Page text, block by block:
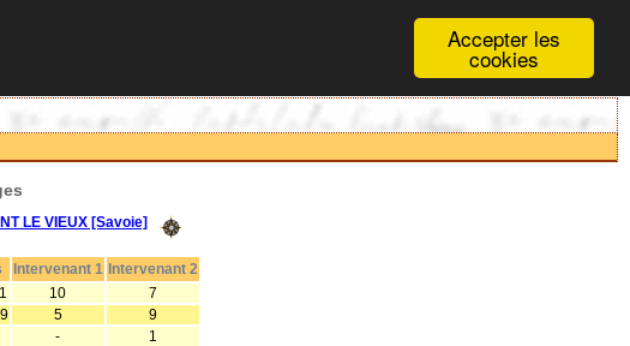
Accepter les
cookies
LE VIEUX [Savoie]
Intervenant 1 Intervenant 2
10
7
5
9
-
1